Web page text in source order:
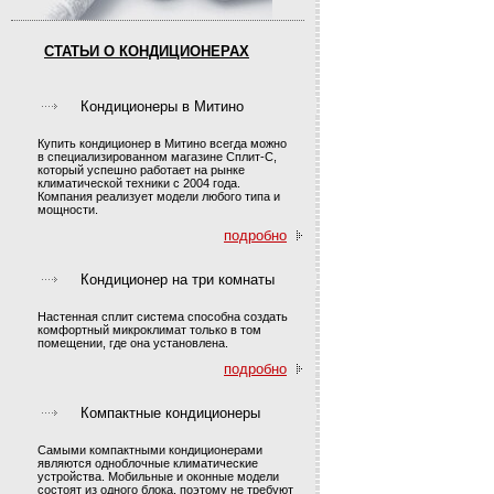
СТАТЬИ О КОНДИЦИОНЕРАХ
Кондиционеры в Митино
Купить кондиционер в Митино всегда можно
в специализированном магазине Сплит-С,
который успешно работает на рынке
климатической техники с 2004 года.
Компания реализует модели любого типа и
мощности.
подробно
Кондиционер на три комнаты
Настенная сплит система способна создать
комфортный микроклимат только в том
помещении, где она установлена.
подробно
Компактные кондиционеры
Самыми компактными кондиционерами
являются одноблочные климатические
устройства. Мобильные и оконные модели
состоят из одного блока, поэтому не требуют